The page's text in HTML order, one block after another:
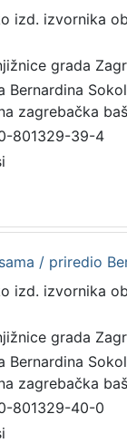
izd. izvornika
grada
Bernardina
zagrebačka
801329-39-4
/ priredio
izd. izvornika
grada
Bernardina
zagrebačka
801329-40-0